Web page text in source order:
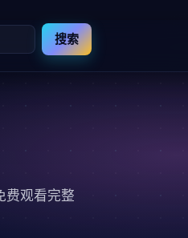
搜索
费观看完整